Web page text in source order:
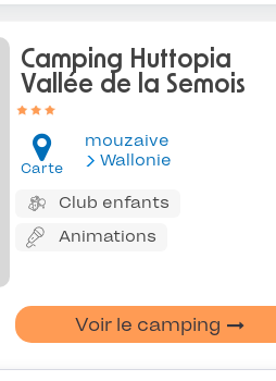
Camping Huttopia
Vallée de la Semois
Carte
mouzaive
Wallonie
Club enfants
Animations
Voir le camping